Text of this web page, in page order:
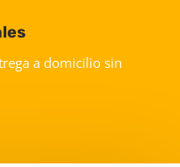
a domicilio sin